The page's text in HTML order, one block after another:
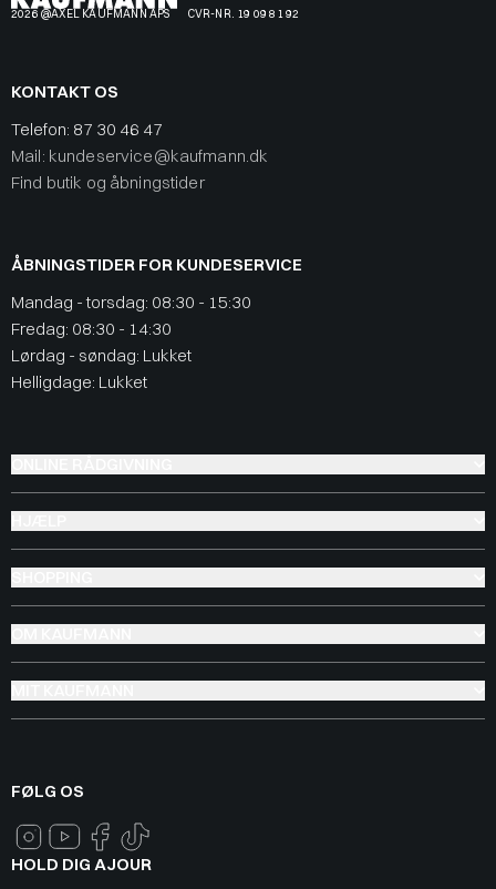
2026 @AXEL KAUFMANN APS CVR-NR. 19 09 81 92
KONTAKT OS
Telefon: 87 30 46 47
Mail: kundeservice@kaufmann.dk
Find butik og åbningstider
ÅBNINGSTIDER FOR KUNDESERVICE
Mandag - torsdag: 08:30 - 15:30
Fredag: 08:30 - 14:30
Lørdag - søndag: Lukket
Helligdage: Lukket
FØLG OS
HOLD DIG AJOUR